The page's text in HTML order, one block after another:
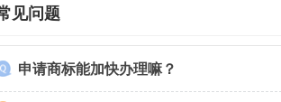
见问题
申请商标能加快办理嘛？